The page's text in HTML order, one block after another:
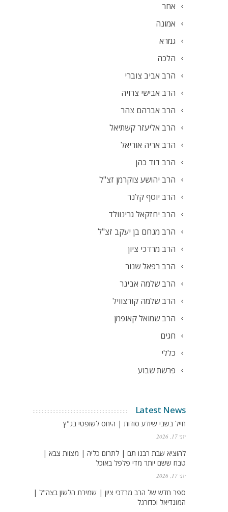
אחר
אמונה
גמרא
הלכה
הרב אביב צוברי
הרב אבישי צרויה
הרב אברהם צהר
הרב אליעזר קשתיאל
הרב אריה אוריאל
הרב דוד כהן
הרב יהושע צוקרמן זצ"ל
הרב יוסף קלנר
הרב יחזקאל גרינוולד
הרב מנחם בן יעקב זצ"ל
הרב מרדכי ציון
הרב רפאל שנור
הרב שלמה אבינר
הרב שלמה קורצוויל
הרב שמואל קאופמן
חגים
כללי
פרשת שבוע
Latest News
חייל בשבי שיודע סודות | היחס לשופטי בג"ץ
יוני 17, 2026
להוציא שבת רבנו תם | לתרום כליה | מצוות צבא |
טבח ששם יותר מדי פלפל באוכל
יוני 17, 2026
ספר חדש של הרב מרדכי ציון | שמירת הלשון בצה"ל |
המונדיאל וכדורגל